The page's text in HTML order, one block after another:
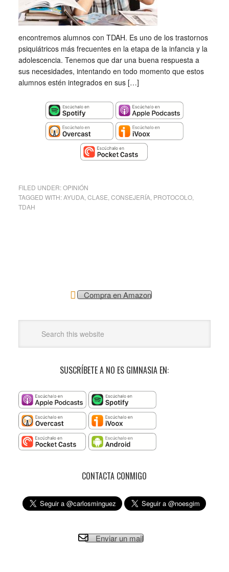
encontremos alumnos con TDAH. Es uno de los trastornos
psiquiátricos más frecuentes en la etapa de la infancia y la
adolescencia. Tenemos que dar una buena respuesta a
sus necesidades, intentando en todo momento que estos
alumnos estén integrados en sus […]
FILED UNDER:OPINIÓN
TAGGED WITH:AYUDA, CLASE CONSEJERÍA, PROTOCOLO,
TDAH
Compra en Amazon
SUSCRÍBETE A NO ES GIMNASIA EN:
CONTACTA CONMIGO
Enviar un mail